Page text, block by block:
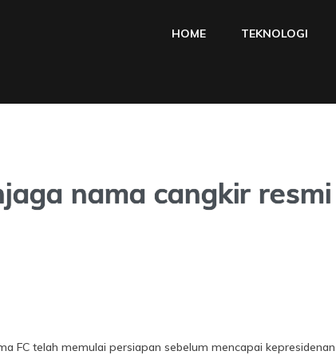
HOME TEKNOLOGI
nama cangkir resmi
FC telah memulai persiapan sebelum mencapai